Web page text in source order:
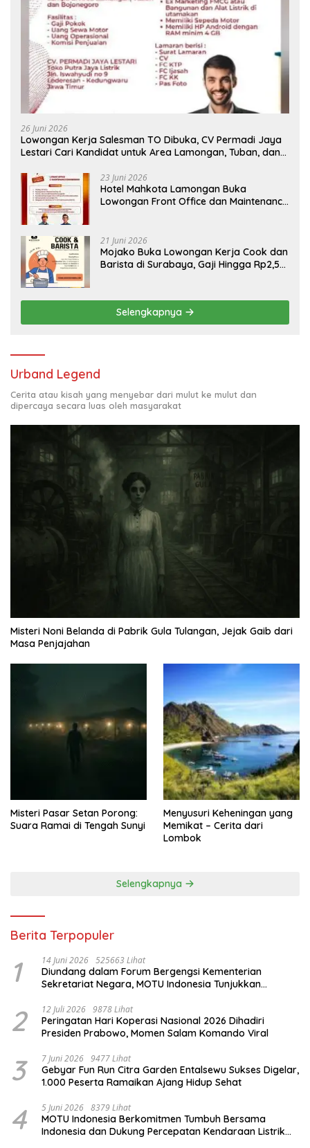
26 Juni 2026
Lowongan Kerja Salesman TO Dibuka, CV Permadi Jaya
Lestari Cari Kandidat untuk Area Lamongan, Tuban, dan
23 Juni 2026
Hotel Mahkota Lamongan Buka
Lowongan Front Office dan Maintenance
21 Juni 2026
Mojako Buka Lowongan Kerja Cook dan
Barista di Surabaya, Gaji Hingga Rp2,5
Selengkapnya
Urband Legend
Cerita atau kisah yang menyebar dari mulut ke mulut dan
dipercaya secara luas oleh masyarakat
Misteri Noni Belanda di Pabrik Gula Tulangan, Jejak Gaib dari
Masa Penjajahan
Misteri Pasar Setan Porong:
Suara Ramai di Tengah Sunyi
Menyusuri Keheningan yang
Memikat – Cerita dari
Lombok
Selengkapnya
Berita Terpopuler
1 14 Juni 2026 525663 Lihat
Diundang dalam Forum Bergengsi Kementerian
Sekretariat Negara, MOTU Indonesia Tunjukkan
2 12 Juli 2026 9878 Lihat
Peringatan Hari Koperasi Nasional 2026 Dihadiri
Presiden Prabowo, Momen Salam Komando Viral
3 7 Juni 2026 9477 Lihat
Gebyar Fun Run Citra Garden Entalsewu Sukses Digelar,
1.000 Peserta Ramaikan Ajang Hidup Sehat
4 5 Juni 2026 8379 Lihat
MOTU Indonesia Berkomitmen Tumbuh Bersama
Indonesia dan Dukung Percepatan Kendaraan Listrik